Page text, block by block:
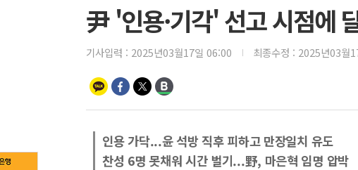
尹 '인용·기각' 선고 시점에
기사입력 : 2025년03월17일 06:00 최종수정 : 2025년03월
인용 가닥...윤 석방 직후 피하고 만장일치 유도
찬성 6명 못채워 시간 벌기...野, 마은혁 임명 압박